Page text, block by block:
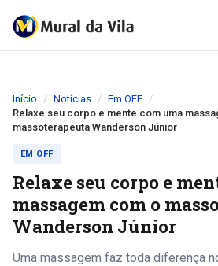
Início Notícias
Em OFF
Relaxe seu corpo e mente com uma
massoterapeuta Wanderson Júnior
EM OFF
Relaxe seu corpo e
massagem com o
Wanderson Júnior
Uma massagem faz toda diferença